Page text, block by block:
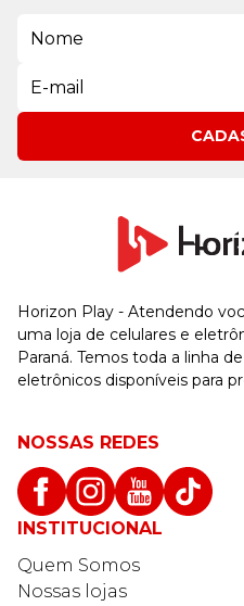
Horizon Play - Atendendo
uma loja de celulares e
Paraná. Temos toda a linha
eletrônicos disponíveis para
NOSSAS REDES
INSTITUCIONAL
Quem Somos
Nossas lojas